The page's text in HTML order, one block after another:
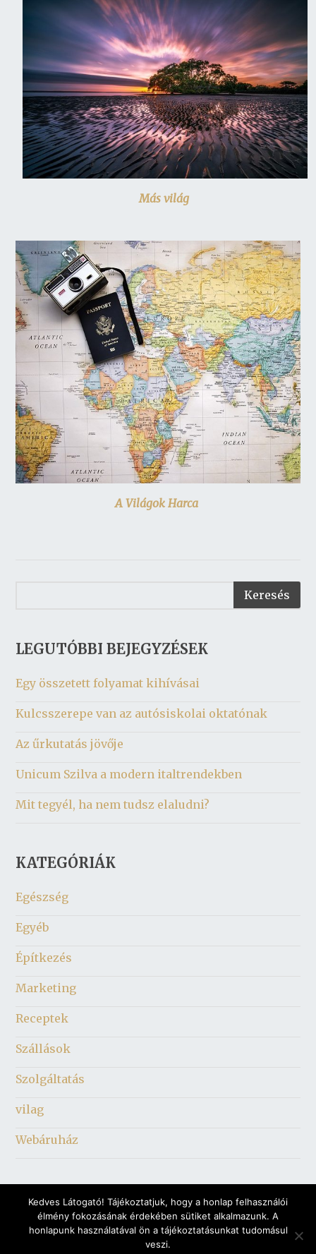
Más világ
A Világok Harca
LEGUTÓBBI BEJEGYZÉSEK
Egy összetett folyamat kihívásai
Kulcsszerepe van az autósiskolai oktatónak
Az űrkutatás jövője
Unicum Szilva a modern italtrendekben
Mit tegyél, ha nem tudsz elaludni?
KATEGÓRIÁK
Egészség
Egyéb
Építkezés
Marketing
Receptek
Szállások
Szolgáltatás
vilag
Webáruház
Kedves Látogató! Tájékoztatjuk, hogy a honlap felhasználói
élmény fokozásának érdekében sütiket alkalmazunk. A
honlapunk használatával ön a tájékoztatásunkat tudomásul
veszi.